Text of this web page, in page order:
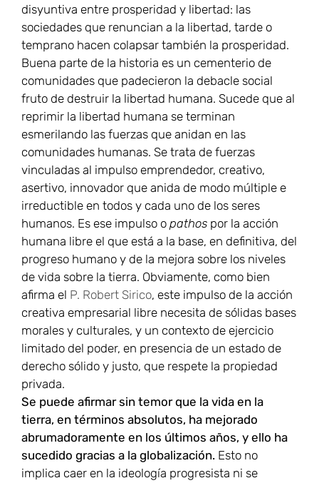
disyuntiva entre prosperidad y libertad: las
sociedades que renuncian a la libertad, tarde o
temprano hacen colapsar también la prosperidad.
Buena parte de la historia es un cementerio de
comunidades que padecieron la debacle social
fruto de destruir la libertad humana. Sucede que al
reprimir la libertad humana se terminan
esmerilando las fuerzas que anidan en las
comunidades humanas. Se trata de fuerzas
vinculadas al impulso emprendedor, creativo,
asertivo, innovador que anida de modo múltiple e
irreductible en todos y cada uno de los seres
humanos. Es ese impulso o pathos por la acción
humana libre el que está a la base, en definitiva, del
progreso humano y de la mejora sobre los niveles
de vida sobre la tierra. Obviamente, como bien
afirma el P. Robert Sirico, este impulso de la acción
creativa empresarial libre necesita de sólidas bases
morales y culturales, y un contexto de ejercicio
limitado del poder, en presencia de un estado de
derecho sólido y justo, que respete la propiedad
privada.
Se puede afirmar sin temor que la vida en la
tierra, en términos absolutos, ha mejorado
abrumadoramente en los últimos años, y ello ha
sucedido gracias a la globalización. Esto no
implica caer en la ideología progresista ni se